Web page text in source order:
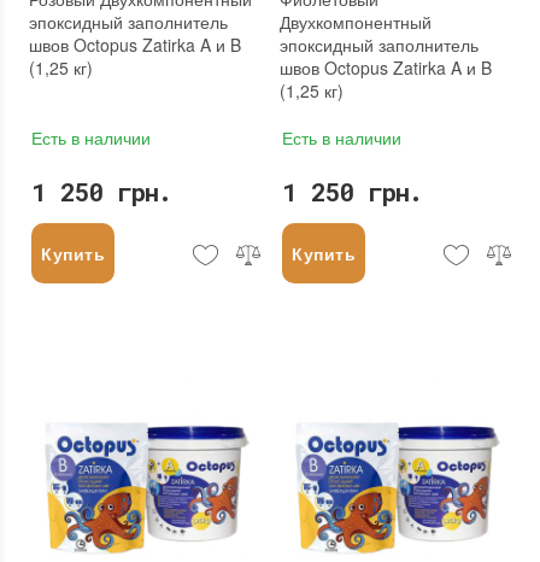
эпоксидный заполнитель
швов Octopus Zatirka A и B
(1,25 кг)
Есть в наличии
1 250 грн.
Купить
Двухкомпонентный
эпоксидный заполнитель
швов Octopus Zatirka A и B
(1,25 кг)
Есть в наличии
1 250 грн.
Купить